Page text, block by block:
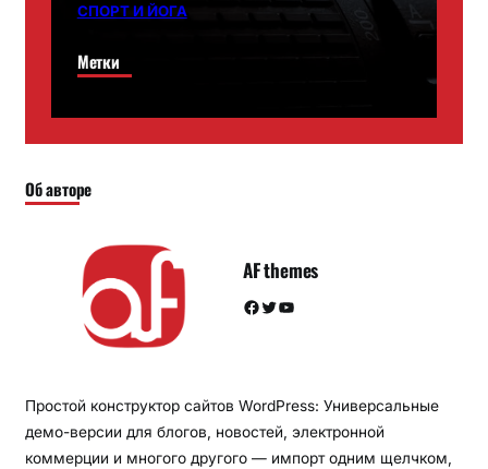
СПОРТ И ЙОГА
Метки
Об авторе
AF themes
Facebook Twitter YouTube
Простой конструктор сайтов WordPress: Универсальные
демо-версии для блогов, новостей, электронной
коммерции и многого другого — импорт одним щелчком,